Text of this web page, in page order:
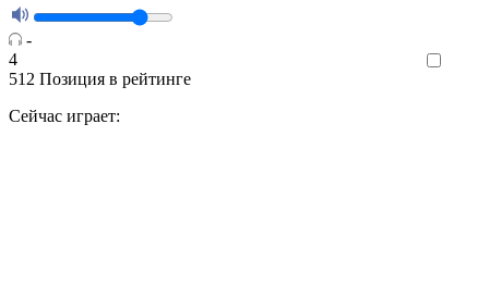
-
4
512 Позиция в рейтинге
Сейчас играет: